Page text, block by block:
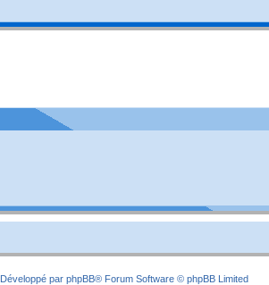
Développé par phpBB® Forum Software © phpBB Limited